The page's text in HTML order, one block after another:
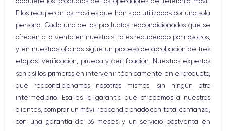
WiFi
Red móvil
Vibración
Conector USB
Ellos recuperan los móviles que han sido utilizados por una sola
persona. Cada uno de los productos reacondicionados que se
ofrecen a la venta en nuestro sitio es recuperado por nosotros,
y en nuestras oficinas sigue un proceso de aprobación de tres
etapas: verificación, prueba y certificación. Nuestros expertos
son así los primeros en intervenir técnicamente en el producto,
que reacondicionamos nosotros mismos, sin ningún otro
intermediario. Esa es la garantía que ofrecemos a nuestros
clientes, comprar un móvil reacondicionado con total confianza,
con una garantía de 36 meses y un servicio postventa en